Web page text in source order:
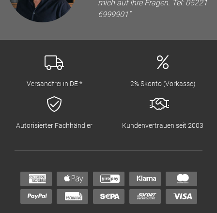
mich auf Ihre Fragen. Tel: 05221
6999901"
Versandfrei in DE * 2% Skonto (Vorkasse)
Autorisierter Fachhändler Kundenvertrauen seit 2003